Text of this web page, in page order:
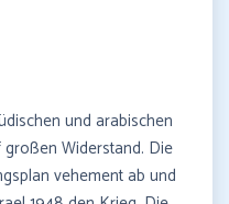
und arabischen
Widerstand. Die
vehement ab und